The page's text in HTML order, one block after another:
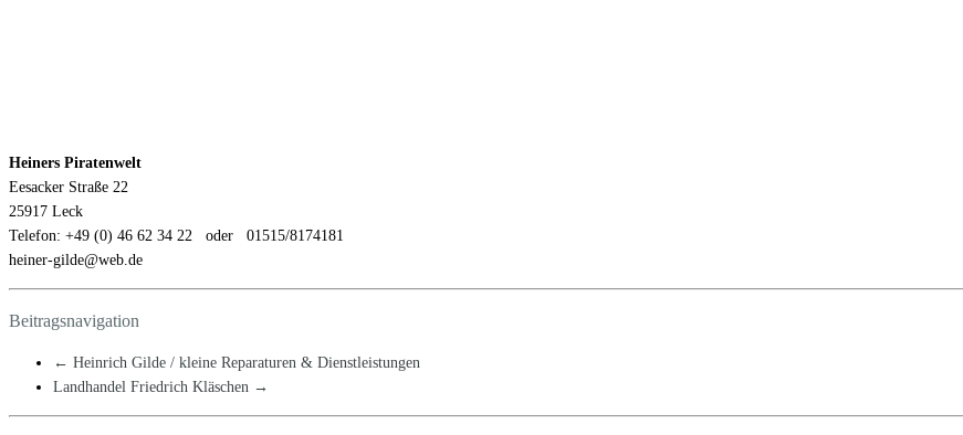
Heiners Piratenwelt
Eesacker Straße 22
25917 Leck
Telefon: +49 (0) 46 62 34 22 oder 01515/8174181
heiner-gilde@web.de
Beitragsnavigation
← Heinrich Gilde / kleine Reparaturen & Dienstleistungen
Landhandel Friedrich Kläschen →